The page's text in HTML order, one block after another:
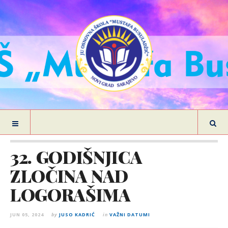
32. GODIŠNJICA
ZLOČINA NAD
LOGORAŠIMA
JUN 05, 2024 by JUSO KADRIĆ in VAŽNI DATUMI